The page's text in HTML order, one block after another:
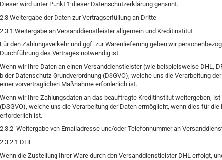
Dieser wird unter Punkt 1 dieser Datenschutzerklärung genannt.
2.3 Weitergabe der Daten zur Vertragserfüllung an Dritte
2.3.1 Weitergabe an Versanddienstleister allgemein und Kreditinstitut
Für den Zahlungsverkehr und ggf. zur Warenlieferung geben wir
Durchführung des Vertrages notwendig ist.
Wenn wir Ihre Daten an einen Versanddienstleister (wie beispielsweise DHL,
b der Datenschutz-Grundverordnung (DSGVO), welche uns die Verarbeitung
einer vorvertraglichen Maßnahme erforderlich ist.
Wenn wir Ihre Zahlungsdaten an das beauftragte Kreditinstitut weitergeben,
(DSGVO), welche uns die Verarbeitung der Daten ermöglicht, wenn dies für
erforderlich ist.
2.3.2 Weitergabe von Emailadresse und/oder Telefonnummer an
2.3.2.1 DHL
Wenn die Zustellung Ihrer Ware durch den Versanddienstleister DHL erfolgt,